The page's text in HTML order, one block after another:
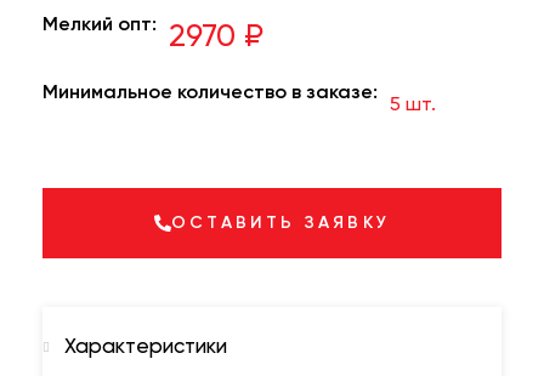
Мелкий опт: 2970 ₽
Минимальное количество в заказе:
5 шт.
ОСТАВИТЬ ЗАЯВКУ
Характеристики